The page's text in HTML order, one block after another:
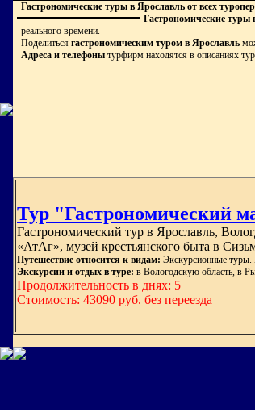
Гастрономические туры в Ярославль от всех
Гастрономические туры
реального времени.
Поделиться гастрономическим туром в Ярославль
Адреса и телефоны турфирм находятся в описаниях
Тур "Гастрономический
Гастрономический тур в Ярославль,
«АтАг», музей крестьянского быта в
Путешествие относится к видам: Экскурсионные туры.
Экскурсии и отдых в туре: в Вологодскую область, в
Продолжительность в днях: 5
Стоимость: 43090 руб. без переезда